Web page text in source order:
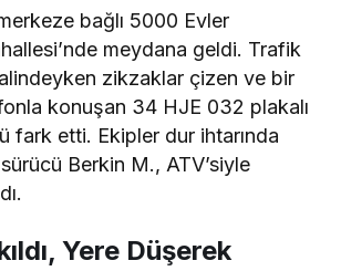
bağlı 5000 Evler
meydana geldi. Trafik
zikzaklar çizen ve bir
konuşan 34 HJE 032 plakalı
fark etti. Ekipler dur ihtarında
Berkin M., ATV’siyle
Yere Düşerek